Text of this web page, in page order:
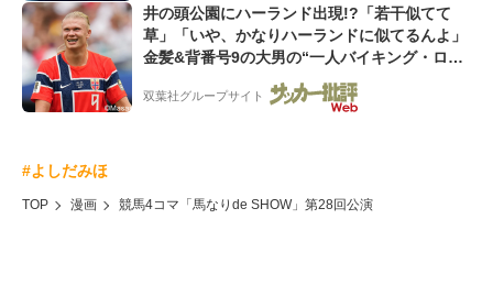
井の頭公園にハーランド出現!?「若干似てて
草」「いや、かなりハーランドに似てるんよ」
金髪&背番号9の大男の“一人バイキング・ロ
ー”映像が話題!「元気をもらった」
双葉社グループサイト
#よしだみほ
TOP 漫画 競馬4コマ「馬なりde SHOW」第28回公演